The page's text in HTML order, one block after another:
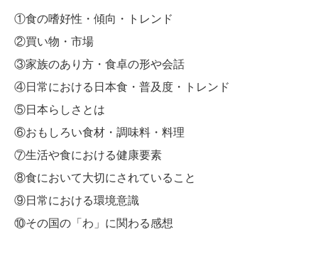
①食の嗜好性・傾向・トレンド
②買い物・市場
③家族のあり方・食卓の形や会話
④日常における日本食・普及度・トレンド
⑤日本らしさとは
⑥おもしろい食材・調味料・料理
⑦生活や食における健康要素
⑧食において大切にされていること
⑨日常における環境意識
⑩その国の「わ」に関わる感想